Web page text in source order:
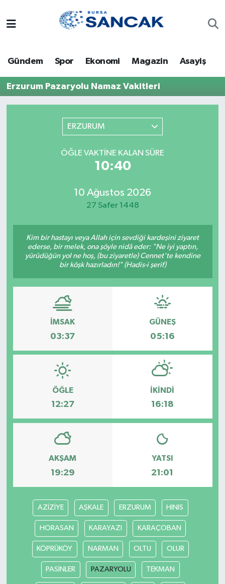
Gündem Spor Ekonomi Magazin Asayiş
Erzurum Pazaryolu Namaz Vakitleri
ERZURUM
ÖĞLE VAKTINE KALAN SÜRE
10:40
10 Ağustos 2026
27 Safer 1448
Kim bir hastayı veya Allah için sevdiği kardeşini ziyaret
ederse, bir melek, ona şöyle nidâ eder: "Ne iyi yaptın,
yürüdüğün yol ne hoş, (bu ziyaretle) Cennet'te kendine
bir köşk hazırladın!" (Hadis-i şerif)
İMSAK
03:37
GÜNEŞ
05:16
ÖĞLE
12:27
İKINDI
16:18
AKŞAM
19:29
YATSI
21:01
AZİZİYE AŞKALE ERZURUM HINIS
HORASAN KARAYAZI KARAÇOBAN
KÖPRÜKÖY NARMAN OLTU OLUR
PASİNLER PAZARYOLU TEKMAN
Bursa
Dünya
Sağlık
Türkiye
Trafik Durumu
Süper Lig Puan Durumu ve Fikstür